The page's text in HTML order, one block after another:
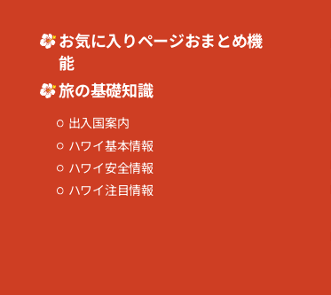
お気に入りページおまとめ機
能
旅の基礎知識
出入国案内
ハワイ基本情報
ハワイ安全情報
ハワイ注目情報